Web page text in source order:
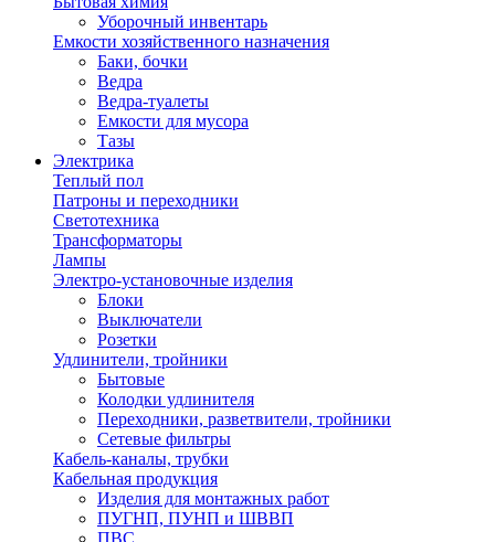
Уборочный инвентарь
Емкости хозяйственного назначения
Баки, бочки
Ведра
Ведра-туалеты
Емкости для мусора
Тазы
Электрика
Теплый пол
Патроны и переходники
Светотехника
Трансформаторы
Лампы
Электро-установочные изделия
Блоки
Выключатели
Розетки
Удлинители, тройники
Бытовые
Колодки удлинителя
Переходники, разветвители, тройники
Сетевые фильтры
Кабель-каналы, трубки
Кабельная продукция
Изделия для монтажных работ
ПУГНП, ПУНП и ШВВП
ПВС